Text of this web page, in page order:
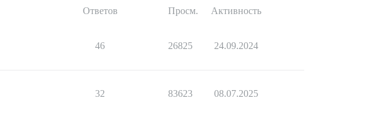
Ответов Просм. Активность
46 26825 24.09.2024
32 83623 08.07.2025